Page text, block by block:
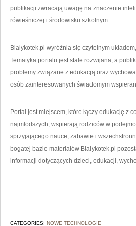
publikacji zwracają uwagę na znaczenie
rówieśniczej i środowisku szkolnym.
Bialykotek.pl wyróżnia się czytelnym
Tematyka portalu jest stale rozwijana, a
problemy związane z edukacją oraz
osób zainteresowanych świadomym
Portal jest miejscem, które łączy edukację z
najmłodszych, wspierają rodziców w
sprzyjającego nauce, zabawie i
bogatej bazie materiałów Bialykotek.pl
informacji dotyczących dzieci, edukacji,
CATEGORIES: NOWE TECHNOLOGIE